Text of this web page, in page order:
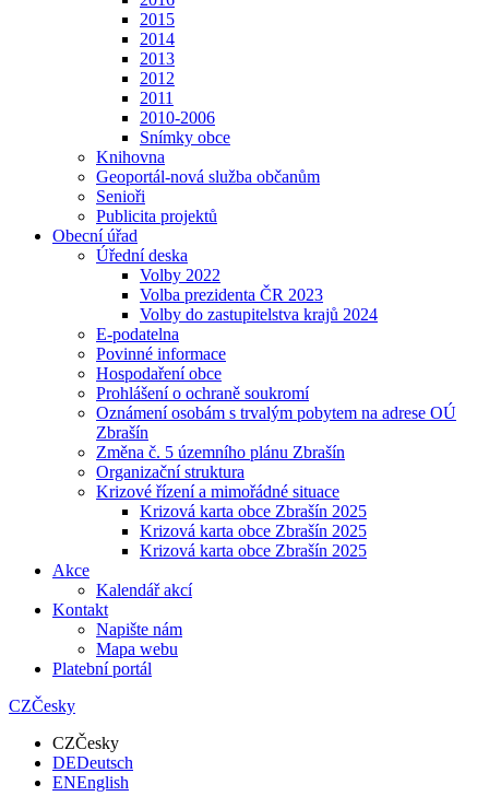
2015
2014
2013
2012
2011
2010-2006
Snímky obce
Knihovna
Geoportál-nová služba občanům
Senioři
Publicita projektů
Obecní úřad
Úřední deska
Volby 2022
Volba prezidenta ČR 2023
Volby do zastupitelstva krajů 2024
E-podatelna
Povinné informace
Hospodaření obce
Prohlášení o ochraně soukromí
Oznámení osobám s trvalým pobytem na adrese OÚ
Zbrašín
Změna č. 5 územního plánu Zbrašín
Organizační struktura
Krizové řízení a mimořádné situace
Krizová karta obce Zbrašín 2025
Krizová karta obce Zbrašín 2025
Krizová karta obce Zbrašín 2025
Akce
Kalendář akcí
Kontakt
Napište nám
Mapa webu
Platební portál
CZČesky
CZČesky
DEDeutsch
ENEnglish